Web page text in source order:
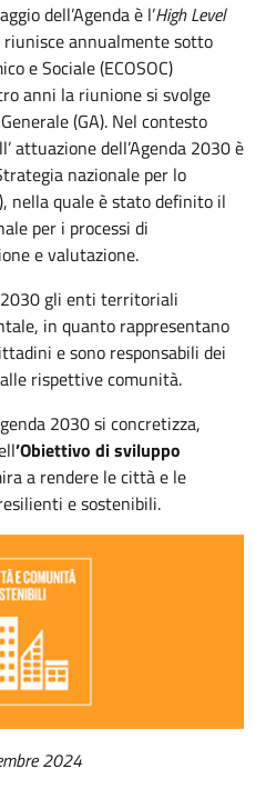
dell’Agenda è l’High Level
riunisce annualmente sotto
e Sociale (ECOSOC)
anni la riunione si svolge
(GA). Nel contesto
attuazione dell’Agenda 2030 è
nazionale per lo
nella quale è stato definito il
per i processi di
e valutazione.
2030 gli enti territoriali
in quanto rappresentano
e sono responsabili dei
rispettive comunità.
2030 si concretizza,
’Obiettivo di sviluppo
a rendere le città e le
e sostenibili.
2024